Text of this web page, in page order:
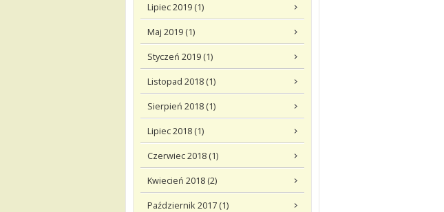
Lipiec 2019 (1)
Maj 2019 (1)
Styczeń 2019 (1)
Listopad 2018 (1)
Sierpień 2018 (1)
Lipiec 2018 (1)
Czerwiec 2018 (1)
Kwiecień 2018 (2)
Październik 2017 (1)